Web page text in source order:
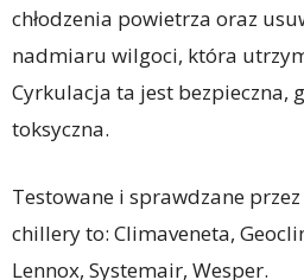
chłodzenia powietrza oraz
nadmiaru wilgoci, która
Cyrkulacja ta jest bezpieczna,
toksyczna.
Testowane i sprawdzane
chillery to: Climaveneta,
Lennox, Systemair, Wesper.